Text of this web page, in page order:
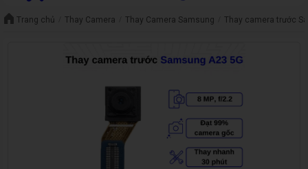
Trang chủ Thay Camera Thay Camera Samsung Thay camera trước